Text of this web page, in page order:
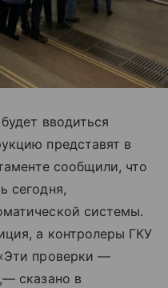
вводиться
представят в
сообщили, что
сегодня,
системы.
а контролеры ГКУ
проверки —
сказано в